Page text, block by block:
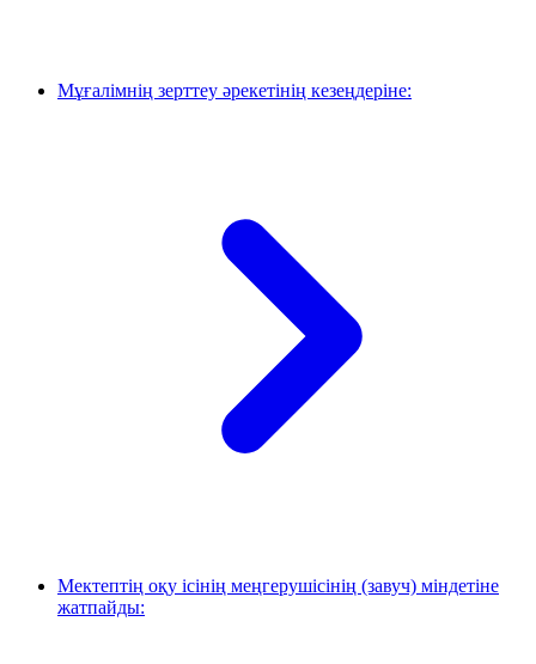
Мұғалімнің зерттеу әрекетінің кезеңдеріне:
Мектептің оқу ісінің меңгерушісінің (завуч) міндетіне
жатпайды: